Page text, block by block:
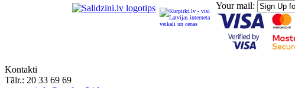
Your mail:
Kontakti
Tālr.: 20 33 69 69